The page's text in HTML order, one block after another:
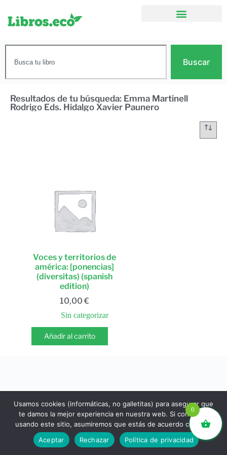
Buscar
Resultados de tu búsqueda: Emma Martinell
Rodrigo Eds. Hidalgo Xavier Paunero
Voces y territorios de
américa: [ponencias]
(diversitas) (spanish
edition)
10,00 €
Sin categorizar
Añadir al carrito
libros.eco © - Desde Barcelona para el mundo 💚 |
Devoluciones y reembolsos|Política de Privacidad
0
Usamos cookies (informáticas, no galletitas) para asegurar que
te damos la mejor experiencia en nuestra web. Si continúas
usando este sitio, asumiremos que estás de acuerdo con ello.
Aceptar
Rechazar Política de privacidad